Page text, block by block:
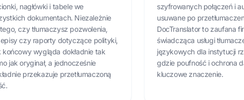
nagłówki i tabele we
dokumentach. Niezależnie
czy tłumaczysz pozwolenia,
czy raporty dotyczące polityki,
końcowy wygląda dokładnie tak
jak oryginał, a jednocześnie
przekazuje przetłumaczoną
szyfrowanych połączeń i
usuwane po
DocTranslator to zaufana
świadcząca usługi
językowych dla instytucji
gdzie poufność i ochrona
kluczowe znaczenie.